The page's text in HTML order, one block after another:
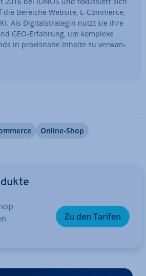
Bereiche Website, E-Commerce,
Als Di­gi­tal­stra­te­gin nutzt sie ihre
GEO-Erfahrung, um komplexe
in pra­xis­na­he Inhalte zu ver­wan­
Online-Shop
Zu den Tarifen